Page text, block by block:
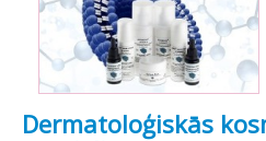
Dermatoloģiskās